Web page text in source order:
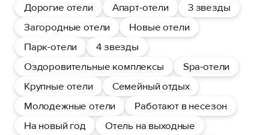
Дорогие отели
Апарт-отели
3 звезды
Загородные отели
Новые отели
Парк-отели
4 звезды
Оздоровительные комплексы
Spa-отели
Крупные отели
Семейный отдых
Молодежные отели
Работают в несезон
На новый год
Отель на выходные